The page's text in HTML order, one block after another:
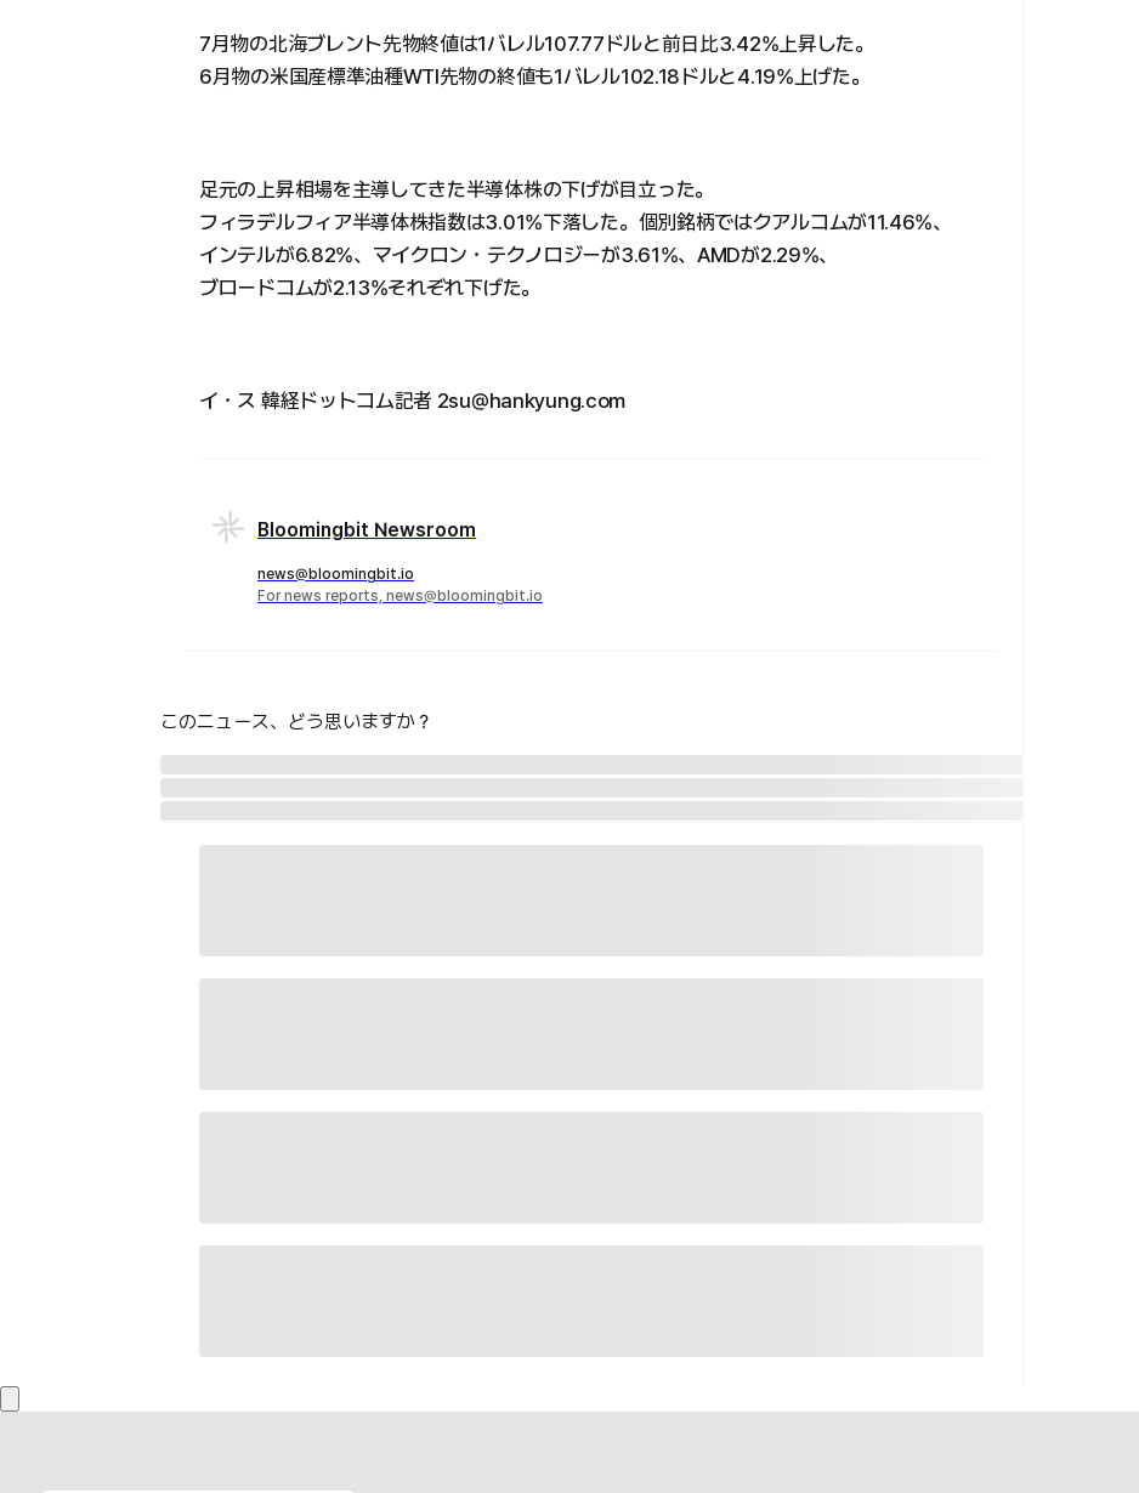
7月物の北海ブレント先物終値は1バレル107.77ドルと前日比3.42%上昇した。
6月物の米国産標準油種WTI先物の終値も1バレル102.18ドルと4.19%上げた。
足元の上昇相場を主導してきた半導体株の下げが目立った。
フィラデルフィア半導体株指数は3.01%下落した。個別銘柄ではクアルコムが11.46%、
インテルが6.82%、マイクロン・テクノロジーが3.61%、AMDが2.29%、
ブロードコムが2.13%それぞれ下げた。
イ・ス 韓経ドットコム記者 2su@hankyung.com
Bloomingbit Newsroom
news@bloomingbit.io
For news reports, news@bloomingbit.io
このニュース、どう思いますか？